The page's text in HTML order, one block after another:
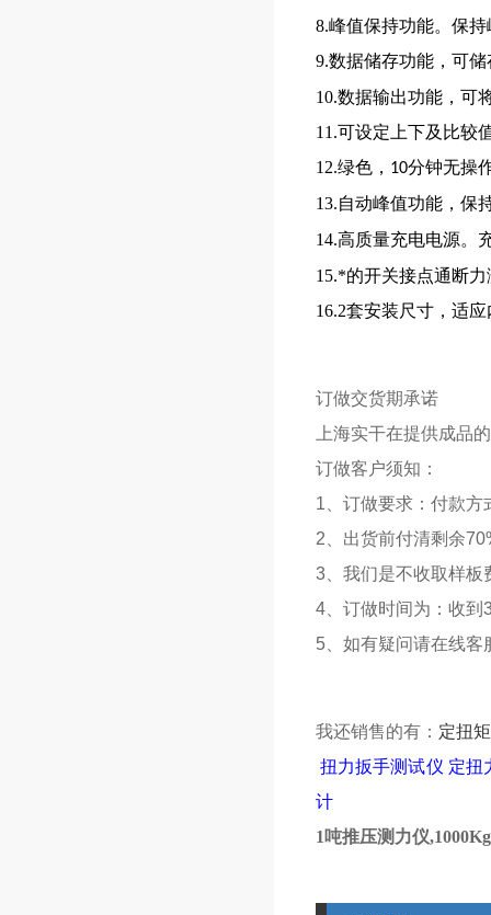
8.峰值保持功能。保
9.数据储存功能，可储
10.数据输出功能，可
11.可设定上下及比较
12.绿色， 10分钟无操
13.自动峰值功能，保
14.高质量充电电源。
15.*的开关接点通断
16.2套安装尺寸，适
订做交货期承诺
上海实干在提供成品
订做客户须知：
1、订做要求：付款方
2、出货前付清剩余
3、我们是不收取样板
4、订做时间为：收到
5、如有疑问请在线客
我还销售的有： 定扭
扭力扳手测试仪 定扭
计
1吨推压测力仪